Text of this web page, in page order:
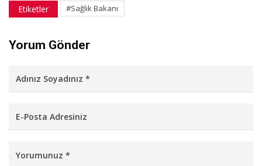
Etiketler #Sağlık Bakanı
Yorum Gönder